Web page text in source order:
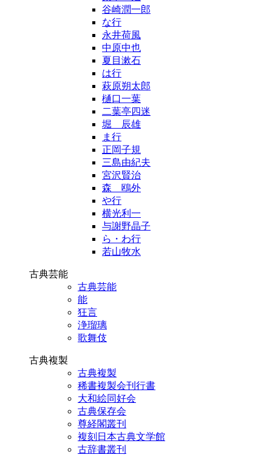
谷崎潤一郎
な行
永井荷風
中原中也
夏目漱石
は行
萩原朔太郎
樋口一葉
二葉亭四迷
堀 辰雄
ま行
正岡子規
三島由紀夫
宮沢賢治
森 鴎外
や行
横光利一
与謝野晶子
ら・わ行
若山牧水
古典芸能
古典芸能
能
狂言
浄瑠璃
歌舞伎
古典複製
古典複製
稀書複製会刊行書
大和絵同好会
古典保存会
尊経閣叢刊
複刻日本古典文学館
古辞書叢刊